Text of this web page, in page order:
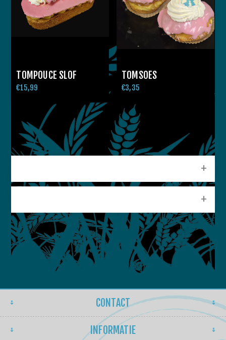
TOMPOUCE SLOF
€15,99
TOMSOES
€3,35
CONTACT
INFORMATIE